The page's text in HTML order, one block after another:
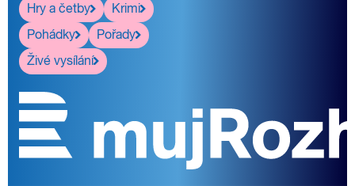
Hry a četby
Krimi
Pohádky
Pořady
Živé vysílání